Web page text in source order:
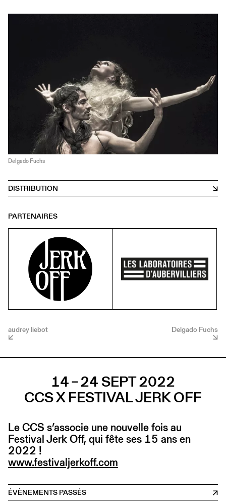
Delgado Fuchs
DISTRIBUTION
PARTENAIRES
audrey liebot Delgado Fuchs
14 – 24 SEPT 2022
CCS X FESTIVAL JERK OFF
Le CCS s’associe une nouvelle fois au
Festival Jerk Off, qui fête ses 15 ans en
2022 !
www.festivaljerkoff.com
ÉVÈNEMENTS PASSÉS